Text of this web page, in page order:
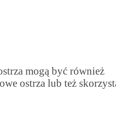
mogą być również
ostrza lub też